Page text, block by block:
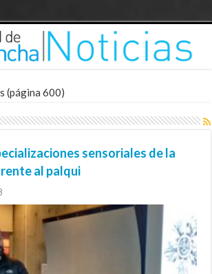
(página 600)
sensoriales de la
al palqui